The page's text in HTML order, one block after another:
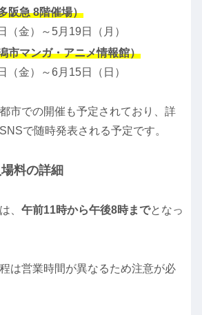
阪急 8階催場）
（金）～5月19日（月）
市マンガ・アニメ情報館）
（金）～6月15日（日）
市での開催も予定されており、詳
で随時発表される予定です。
料の詳細
、 午前11時から午後8時までとなっ
は営業時間が異なるため注意が必